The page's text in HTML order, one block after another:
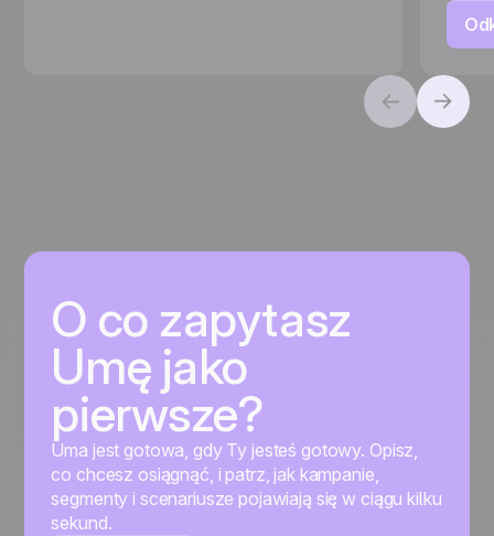
O co zapytasz
Umę jako
pierwsze?
Uma jest gotowa, gdy Ty jesteś gotowy. Opisz,
co chcesz osiągnąć, i patrz, jak kampanie,
segmenty i scenariusze pojawiają się w ciągu kilku
sekund.